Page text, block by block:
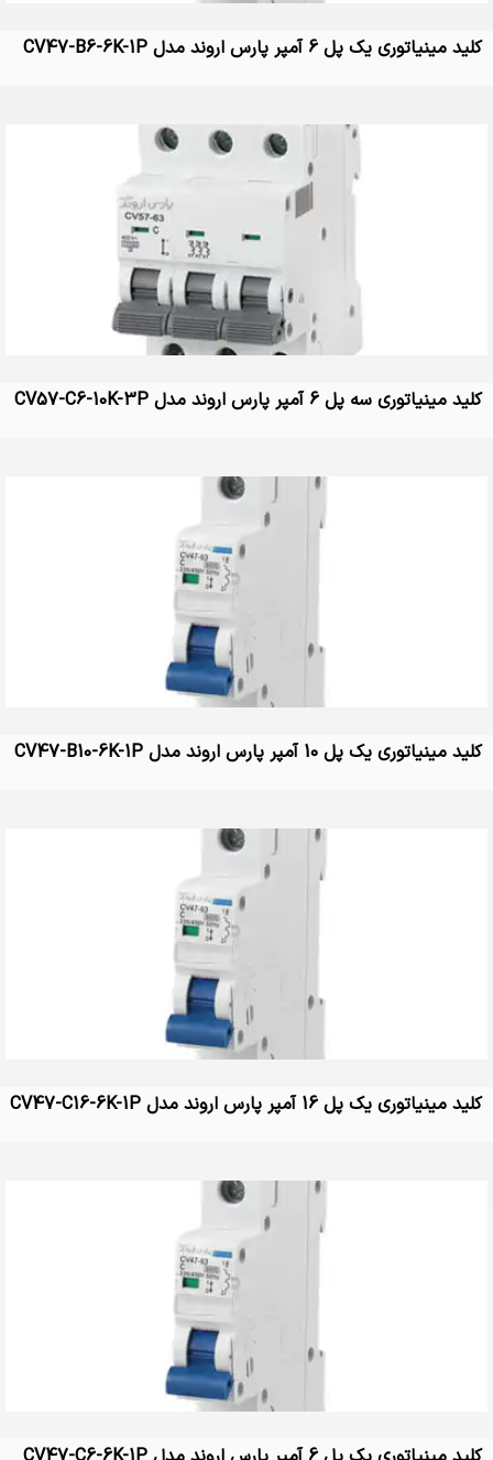
کلید مینیاتوری یک پل 6 آمپر پارس اروند مدل CV47-B6-6K-1P
کلید مینیاتوری سه پل 6 آمپر پارس اروند مدل CV57-C6-10K-3P
کلید مینیاتوری یک پل 10 آمپر پارس اروند مدل CV47-B10-6K-1P
کلید مینیاتوری یک پل 16 آمپر پارس اروند مدل CV47-C16-6K-1P